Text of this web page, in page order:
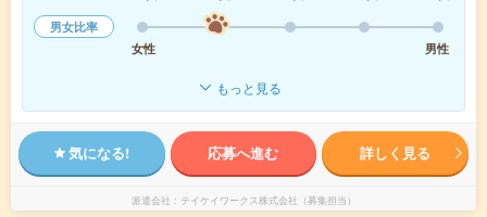
男女比率
女性
男性
もっと見る
気になる! 応募へ進む 詳しく見る
派遣会社 テイケイワークス株式会社（募集担当）